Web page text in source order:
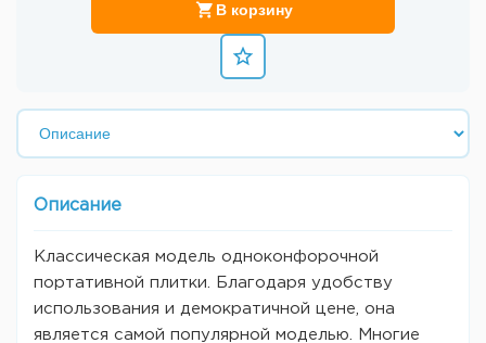
В корзину
Описание
Классическая модель одноконфорочной
портативной плитки. Благодаря удобству
использования и демократичной цене, она
является самой популярной моделью. Многие